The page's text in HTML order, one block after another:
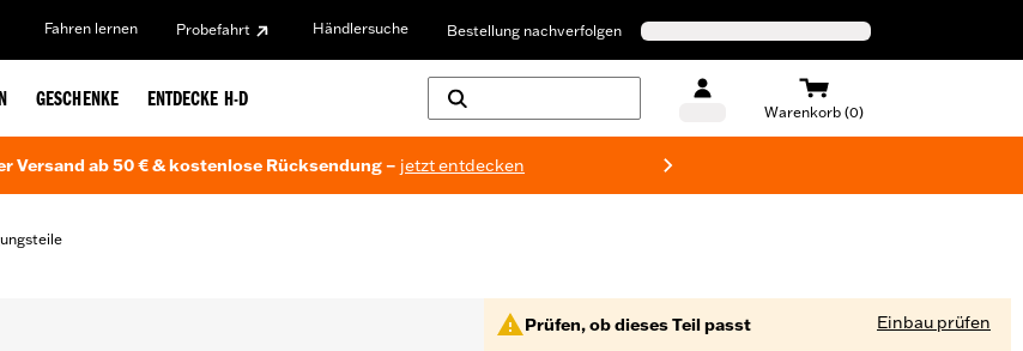
Fahren lernen Probefahrt Händlersuche Bestellung nachverfolgen
GESCHENKE ENTDECKE H-D
Warenkorb (0)
Versand ab 50 € & kostenlose Rücksendung – jetzt entdecken
Prüfen, ob dieses Teil passt Einbau prüfen